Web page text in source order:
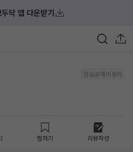
두닥 앱 다운받기
정보공개 미동의
찜하기 리뷰작성